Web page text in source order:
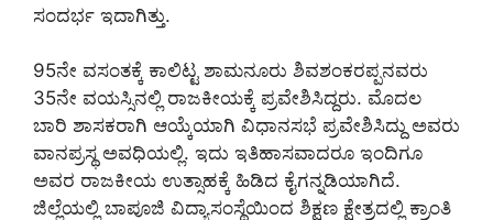
ಸಂದರ್ಭ ಇದಾಗಿತ್ತು.
95ನೇ ವಸಂತಕ್ಕೆ ಕಾಲಿಟ್ಟ ಶಾಮನೂರು ಶಿವಶಂಕರಪ್ಪನವರು
35ನೇ ವಯಸ್ಸಿನಲ್ಲಿ ರಾಜಕೀಯಕ್ಕೆ ಪ್ರವೇಶಿಸಿದ್ದರು. ಮೊದಲ
ಬಾರಿ ಶಾಸಕರಾಗಿ ಆಯ್ಕೆಯಾಗಿ ವಿಧಾನಸಭೆ ಪ್ರವೇಶಿಸಿದ್ದು ಅವರು
ವಾನಪ್ರಸ್ಥ ಅವಧಿಯಲ್ಲಿ. ಇದು ಇತಿಹಾಸವಾದರೂ ಇಂದಿಗೂ
ಅವರ ರಾಜಕೀಯ ಉತ್ಸಾಹಕ್ಕೆ ಹಿಡಿದ ಕೈಗನ್ನಡಿಯಾಗಿದೆ.
ಜಿಲ್ಲೆಯಲ್ಲಿ ಬಾಪೂಜಿ ವಿದ್ಯಾಸಂಸ್ಥೆಯಿಂದ ಶಿಕ್ಷಣ ಕ್ಷೇತ್ರದಲ್ಲಿ ಕ್ರಾಂತಿ